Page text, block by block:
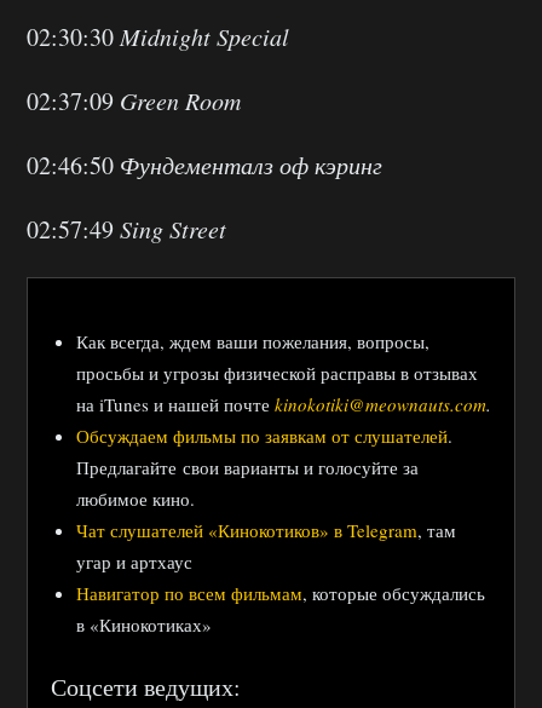
02:30:30Midnight Special
02:37:09 Green Room
02:46:50 Фундементалз оф кэринг
02:57:49Sing Street
Как всегда, ждем ваши пожелания, вопросы,
просьбы и угрозы физической расправы в отзывах
на iTunes и нашей почте kinokotiki@meownauts.com.
Обсуждаем фильмы по заявкам от слушателей.
Предлагайте свои варианты и голосуйте за
любимое кино.
Чат слушателей «Кинокотиков» в Telegram, там
угар и артхаус
Навигатор по всем фильмам, которые обсуждались
в «Кинокотиках»
Соцсети ведущих: